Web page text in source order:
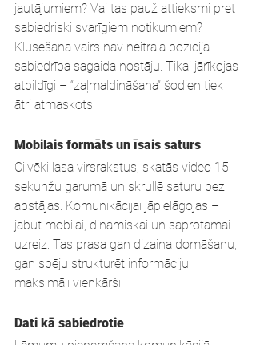
jautājumiem? Vai tas pauž attieksmi pret
sabiedriski svarīgiem notikumiem?
Klusēšana vairs nav neitrāla pozīcija –
sabiedrība sagaida nostāju. Tikai jārīkojas
atbildīgi – “zaļmaldināšana” šodien tiek
ātri atmaskots.
Mobilais formāts un īsais saturs
Cilvēki lasa virsrakstus, skatās video 15
sekunžu garumā un skrullē saturu bez
apstājas. Komunikācijai jāpielāgojas –
jābūt mobilai, dinamiskai un saprotamai
uzreiz. Tas prasa gan dizaina domāšanu,
gan spēju strukturēt informāciju
maksimāli vienkārši.
Dati kā sabiedrotie